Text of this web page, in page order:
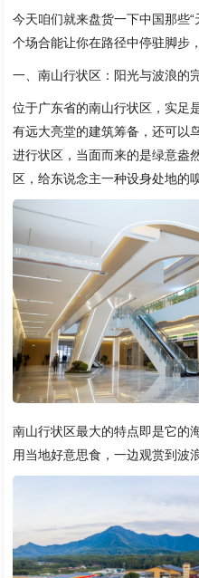
今天咱们就来盘货一下中国那些
个场合能让你在路径中停驻脚步
一、南山行状区：阳光与波浪的
位于广东省的南山行状区，实足
有远大亮堂的建筑筹备，还可以
进行状区，当面而来的是绿意盎
区，给东说念主一种设身处地的
南山行状区最大的特点即是它的
用当地好意思食，一边观赏到波